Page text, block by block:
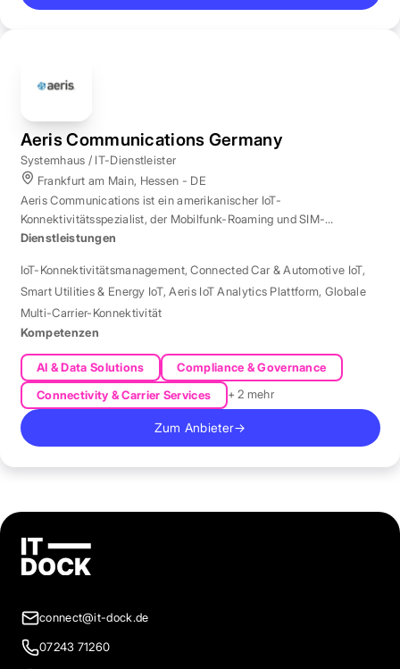
Aeris Communications Germany
Systemhaus / IT-Dienstleister
Frankfurt am Main, Hessen - DE
Aeris Communications ist ein amerikanischer IoT-
Konnektivitätsspezialist, der Mobilfunk-Roaming und SIM-
Management in über 190 Ländern verwaltet.
Dienstleistungen
IoT-Konnektivitätsmanagement,Connected Car & Automotive IoT,
Smart Utilities & Energy IoT,Aeris IoT Analytics Plattform, Globale
Multi-Carrier-Konnektivität
Kompetenzen
AI & Data Solutions
Compliance & Governance
Connectivity & Carrier Services
+ 2 mehr
Zum Anbieter→
connect@it-dock.de
07243 71260